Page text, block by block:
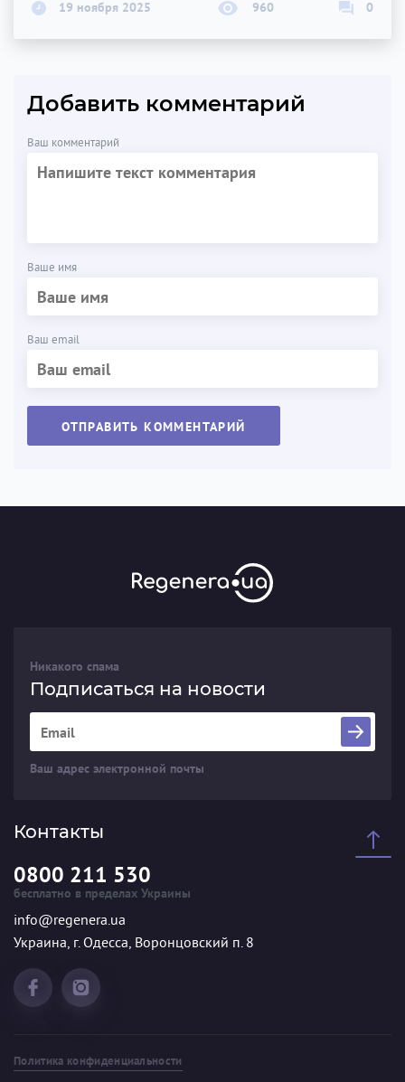
19 ноября 2025 960 0
Добавить комментарий
Ваш комментарий
Ваше имя
Ваш email
ОТПРАВИТЬ КОММЕНТАРИЙ
Контакты
0800 211 530
бесплатно в пределах Украины
info@regenera.ua
Украина, г. Одесса, Воронцовский п. 8
Никакого спама
Подписаться на новости
Ваш адрес электронной почты
Политика конфиденциальности